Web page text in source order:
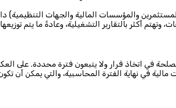
والمؤسسات المالية والجهات التنظيمية)
في اتخاذ قرار ولا يتبعون فترة محددة. على